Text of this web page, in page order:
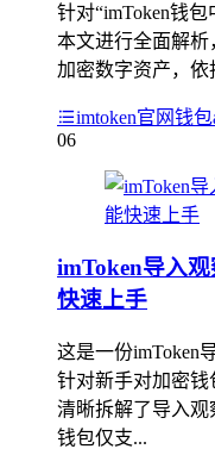
针对“imToken钱
本文进行全面解析
加密数字资产，依
imtoken官网钱
06
imToken导入
快速上手
这是一份imToken
针对新手对加密钱
清晰拆解了导入
钱包仅支...